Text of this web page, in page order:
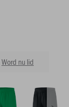
Word nu lid